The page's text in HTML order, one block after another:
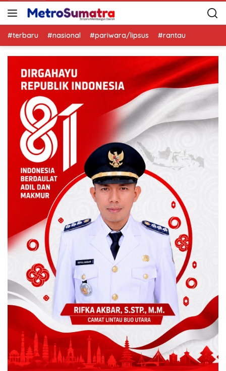
#terbaru #nasional #pariwara/lipsus #rantau